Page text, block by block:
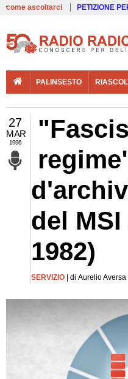
come ascoltarci PETIZIONE
PALINSESTO
27
MAR
1996
del
1982)
SERVIZIO | di Aurelio